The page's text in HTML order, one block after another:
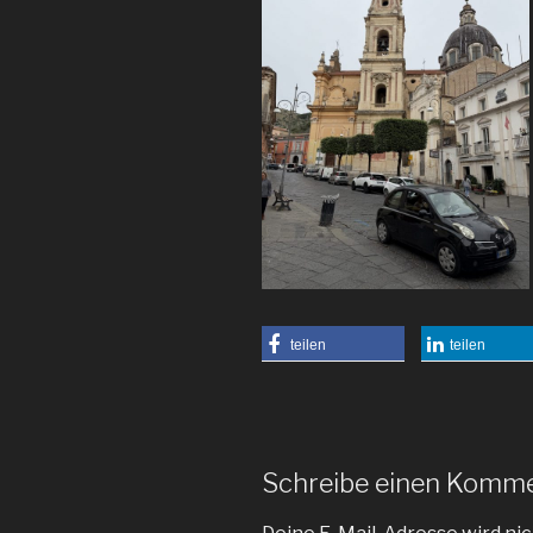
teilen teilen
Schreibe einen